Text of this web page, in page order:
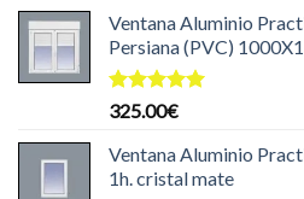
de 5
Ventana Aluminio
Persiana (PVC)
Valorado
de 5
325.00€
Ventana Aluminio
1h. cristal mate